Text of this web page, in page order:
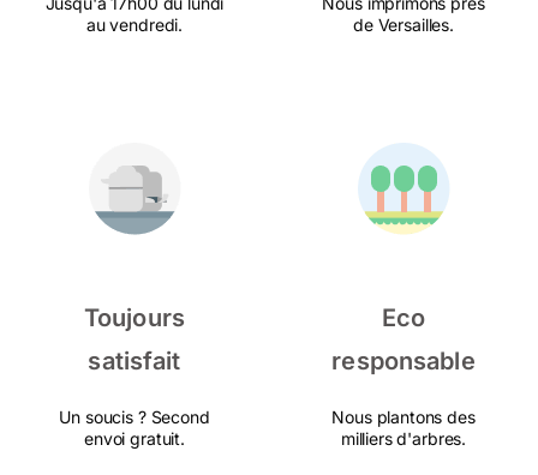
au vendredi.
de Versailles.
Toujours
satisfait
Un soucis ? Second
envoi gratuit.
Eco
responsable
Nous plantons des
milliers d'arbres.